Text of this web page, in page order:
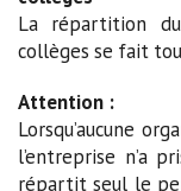
La répartition
collèges se fait
Attention :
Lorsqu’aucune
l’entreprise n’a
répartit seul le